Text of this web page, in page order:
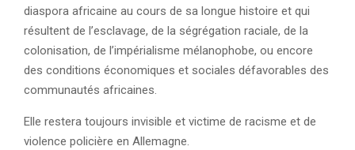
diaspora africaine au cours de sa longue histoire et qui
résultent de l’esclavage, de la ségrégation raciale, de la
colonisation, de l’impérialisme mélanophobe, ou encore
des conditions économiques et sociales défavorables des
communautés africaines.
Elle restera toujours invisible et victime de racisme et de
violence policière en Allemagne.